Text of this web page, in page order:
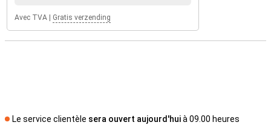
Avec TVA Gratis verzending
Le service clientèle sera ouvert aujourd'huià 09.00 heures